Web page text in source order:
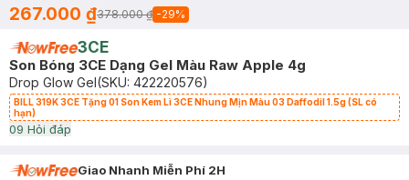
267.000 ₫378.000 ₫ -29%
3CE
Son Bóng 3CE Dạng Gel Màu Raw Apple 4g
Drop Glow Gel(SKU: 422220576)
BILL 319K 3CE Tặng 01 Son Kem Lì 3CE Nhung Mịn Màu 03 Daffodil 1.5g (SL có
hạn)
09 Hỏi đáp
Giao Nhanh Miễn Phí 2H